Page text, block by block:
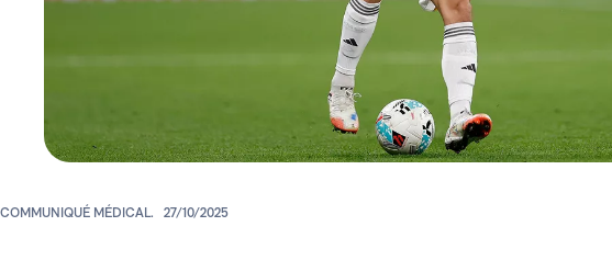
COMMUNIQUÉ MÉDICAL. 27/10/2025